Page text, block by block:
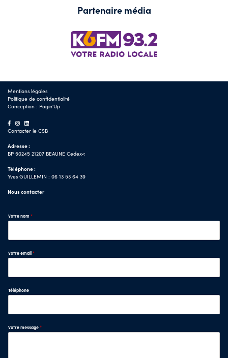
Partenaire média
Mentions légales
Politique de confidentialité
Conception : Pagin'Up
Contacter le CSB
Adresse :
BP 50245 21207 BEAUNE Cedex<
Téléphone :
Yves GUILLEMIN : 06 13 53 64 39
Nous contacter
Votre nom *
Votre email*
Téléphone
Votre message*